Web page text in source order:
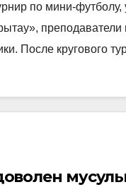
по мини-
После кругового